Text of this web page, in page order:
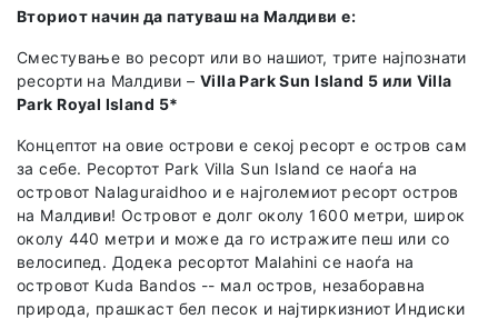
Вториот начин да патуваш на Малдиви е:
Сместување во ресорт или во нашиот, трите најпознати
ресорти на Малдиви – Villa Park Sun Island 5 или Villa
Park Royal Island 5*
Концептот на овие острови е секој ресорт е остров сам
за себе. Ресортот Park Villa Sun Island се наоѓа на
островот Nalaguraidhoo и е најголемиот ресорт остров
на Малдиви! Островот е долг околу 1600 метри, широк
околу 440 метри и може да го истражите пеш или со
велосипед. Додека ресортот Malahini се наоѓа на
островот Kuda Bandos -- мал остров, незаборавна
природа, прашкаст бел песок и најтиркизниот Индиски